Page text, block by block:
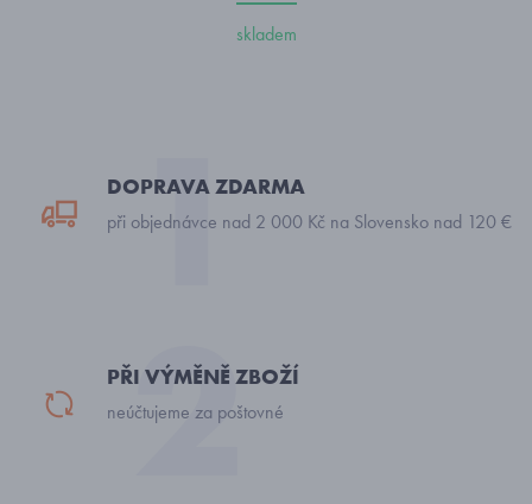
skladem
DOPRAVA ZDARMA
při objednávce nad 2 000 Kč na Slovensko nad 120 €
PŘI VÝMĚNĚ ZBOŽÍ
neúčtujeme za poštovné